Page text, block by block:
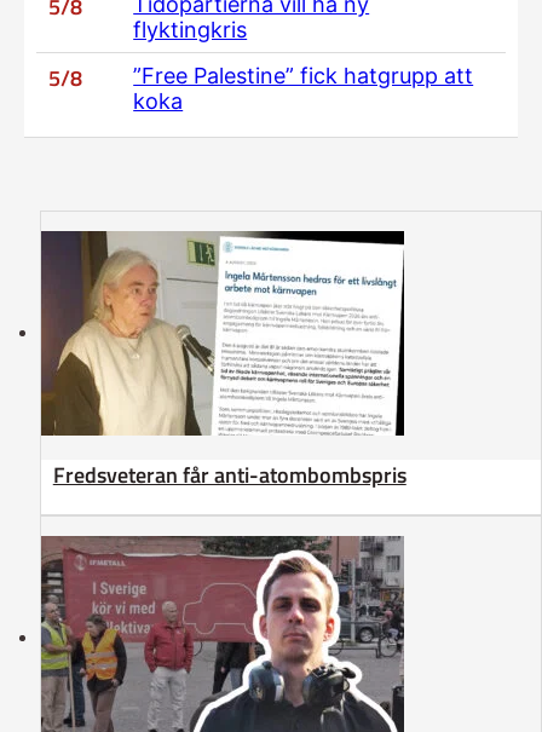
5/8
flyktingkris
5/8
”Free Palestine” fick hatgrupp att
koka
Fredsveteran får anti-atombombspris